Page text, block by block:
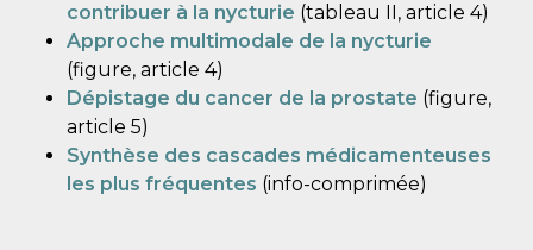
contribuer à la nycturie (tableau II, article 4)
Approche multimodale de la nycturie
(figure, article 4)
Dépistage du cancer de la prostate (figure,
article 5)
Synthèse des cascades médicamenteuses
les plus fréquentes (info-comprimée)